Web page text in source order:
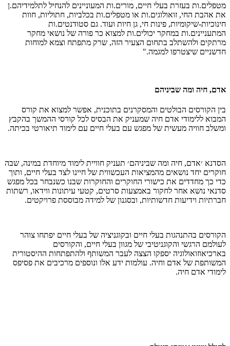
מטפלים.ות בעזרת בעלי חיים, מורים.ות המעוניינים להנחיל לתלמידיהם.ן
את אהבת החי, זואולוגים.ות או מטפלים.ות בכלביות, חתוליות, חוות
חינוכיות-שיקומיות, פינות חי, גן חיות ועוד. גם סטודנטים.ות
המתעניינים.ות במחקר יכולים.ות למצוא כר פורה של נושאי מחקר
מרתקים ולהשתלב בתחום הצעיר הזה, שרק מתפתח וצמא למוחות
חדשניים שיצטרפו למגמה."
אדם, חיה ומה שביניהם
בין הקורסים הבולטים והמסקרנים בתוכנית, אפשר למצוא את קורס
המבוא ללימודי אדם חיה שמעניק את הבסיס לכל קורסי ההמשך בהקבץ
ומשלב חוויה מעשית של מפגש עם בעלי חיים עם לימוד תיאורטי בכיתה.
הסדנא ׳אדם, חיה ומה שביניהם׳ תעניק חוויית לימוד מיוחדת במינה, שבה
חוקרים יחד נושאים מהמציאות העכשווית של חיינו לצד בעלי חיים, ותוך
כדי כך מחדדים את כישורי החוקרים והחוקרות שבנו כשנבחר בכל מפגש
סדנאי נושא אחר לחקור באמצעות סרטים, קטעי עיתונות ווידאו, רשתות
חברתיות וידיעות חדשותיות, ובסגנון של למידה מבוססת פרויקטים.
הקורסים בהתנהגות בעלי חיים ובקוגניציה של בעלי חיים יפתחו צוהר
לעולמם הרגשי והקוגניטיבי של מגוון בעלי חיים, והקורסים
בארכיאוזואולוגיה יספקו הצצה לעבר המשותף ולהתפתחות ההיסטורית
המשותפת של אדם וחיה. עולמות ידע אלו ונוספים מרכיבים את פסיפס
לימודי אדם חיה.